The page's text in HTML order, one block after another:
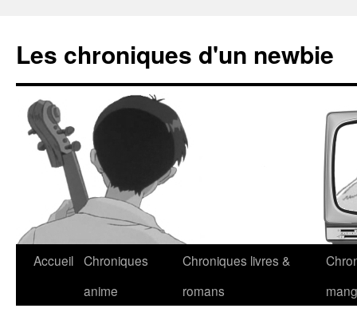
Les chroniques d'un newbie
Accueil Chroniques
anime
Chroniques livres &
romans